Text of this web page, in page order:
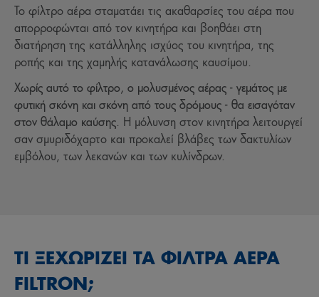
Το φίλτρο αέρα σταματάει τις ακαθαρσίες του αέρα που
απορροφώνται από τον κινητήρα και βοηθάει στη
διατήρηση της κατάλληλης ισχύος του κινητήρα, της
ροπής και της χαμηλής κατανάλωσης καυσίμου.
Χωρίς αυτό το φίλτρο, ο μολυσμένος αέρας - γεμάτος με
φυτική σκόνη και σκόνη από τους δρόμους - θα εισαγόταν
στον θάλαμο καύσης. Η μόλυνση στον κινητήρα λειτουργεί
σαν σμυριδόχαρτο και προκαλεί βλάβες των δακτυλίων
εμβόλου, των λεκανών και των κυλίνδρων.
ΤΙ ΞΕΧΩΡΙΖΕΙ ΤΑ ΦΙΛΤΡΑ ΑΕΡΑ
FILTRON;